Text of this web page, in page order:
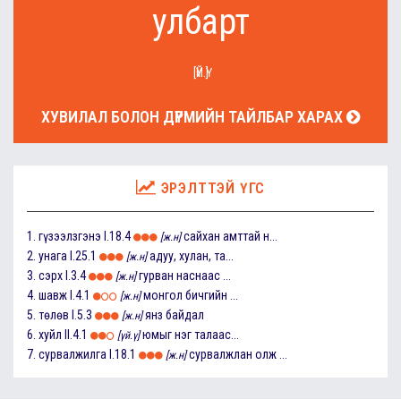
улбарт
[ҮЙ.Ү]
ХУВИЛАЛ БОЛОН ДҮРМИЙН ТАЙЛБАР ХАРАХ
ЭРЭЛТТЭЙ ҮГС
1. гүзээлзгэнэ I.18.4 [ж.н] сайхан амттай н...
2. унага I.25.1 [ж.н] адуу, хулан, та...
3. сэрх I.3.4 [ж.н] гурван наснаас ...
4. шавж I.4.1 [ж.н] монгол бичгийн ...
5. төлөв I.5.3 [ж.н] янз байдал
6. хуйл II.4.1 [үй.ү] юмыг нэг талаас...
7. сурвалжилга I.18.1 [ж.н] сурвалжлан олж ...